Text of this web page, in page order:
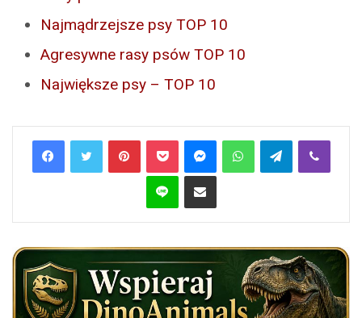
Najmądrzejsze psy TOP 10
Agresywne rasy psów TOP 10
Największe psy – TOP 10
PinterestPocket MessengerWhatsAppTelegramViber
Line Share via Email